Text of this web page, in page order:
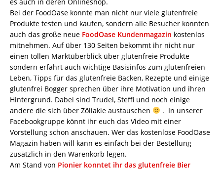
Bei der FoodOase konnte man nicht nur viele glutenfreie
Produkte testen und kaufen, sondern alle Besucher konnten
auch das große neue FoodOase Kundenmagazin kostenlos
mitnehmen. Auf über 130 Seiten bekommt ihr nicht nur
einen tollen Marktüberblick über glutenfreie Produkte
sondern erfahrt auch wichtige Basisinfos zum glutenfreien
Leben, Tipps für das glutenfreie Backen, Rezepte und einige
glutenfrei Bogger sprechen über ihre Motivation und ihren
Hintergrund. Dabei sind Trudel, Steffi und noch einige
andere die sich über Zöliakie austauschen
. In unserer
Facebookgruppe könnt ihr euch das Video mit einer
Vorstellung schon anschauen. Wer das kostenlose FoodOase
Magazin haben will kann es einfach bei der Bestellung
zusätzlich in den Warenkorb legen.
Am Stand von Pionier konntet ihr das glutenfreie Bier